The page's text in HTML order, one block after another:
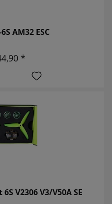
AM32 ESC
*
V2306 V3/V50A SE